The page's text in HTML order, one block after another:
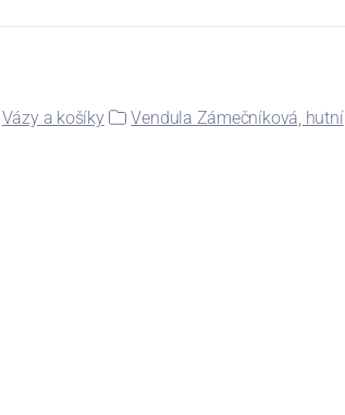
Vázy a košíky
Vendula Zámečníková, hutní